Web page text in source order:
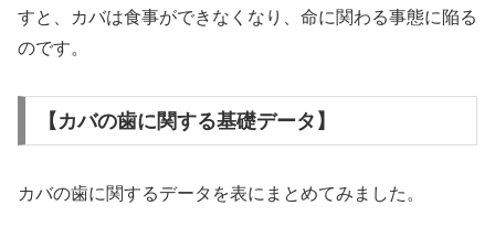
すと、カバは食事ができなくなり、命に関わる事態に陥る
のです。
【カバの歯に関する基礎データ】
カバの歯に関するデータを表にまとめてみました。